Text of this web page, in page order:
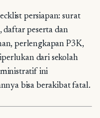
persiapan: surat
daftar peserta dan
perlengkapan P3K,
dari sekolah
ini
bisa berakibat fatal.